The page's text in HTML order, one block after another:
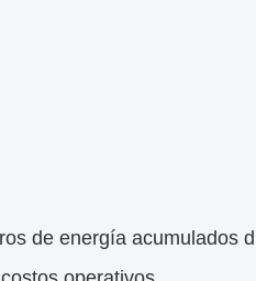
de energía acumulados